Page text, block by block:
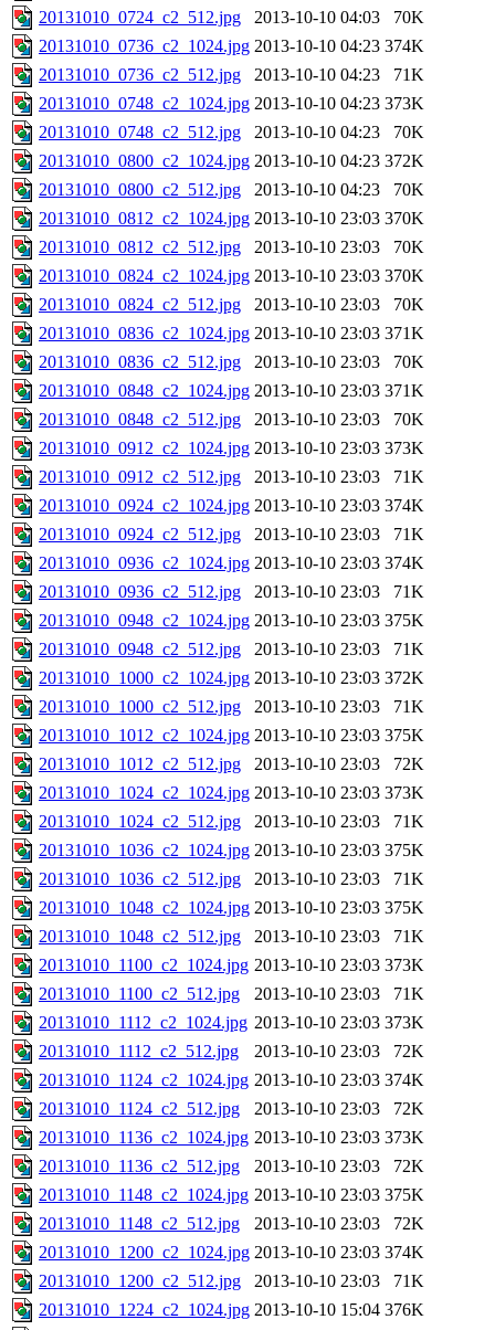
20131010_0724_c2_512.jpg
2013-10-10 04:03
70K
20131010_0736_c2_1024.jpg 2013-10-10 04:23 374K
20131010_0736_c2_512.jpg
2013-10-10 04:23
71K
20131010_0748_c2_1024.jpg 2013-10-10 04:23 373K
20131010_0748_c2_512.jpg
2013-10-10 04:23
70K
20131010_0800_c2_1024.jpg 2013-10-10 04:23 372K
20131010_0800_c2_512.jpg
2013-10-10 04:23
70K
20131010_0812_c2_1024.jpg 2013-10-10 23:03 370K
20131010_0812_c2_512.jpg
2013-10-10 23:03
70K
20131010_0824_c2_1024.jpg 2013-10-10 23:03 370K
20131010_0824_c2_512.jpg
2013-10-10 23:03
70K
20131010_0836_c2_1024.jpg 2013-10-10 23:03 371K
20131010_0836_c2_512.jpg
2013-10-10 23:03
70K
20131010_0848_c2_1024.jpg 2013-10-10 23:03 371K
20131010_0848_c2_512.jpg
2013-10-10 23:03
70K
20131010_0912_c2_1024.jpg 2013-10-10 23:03 373K
20131010_0912_c2_512.jpg
2013-10-10 23:03
71K
20131010_0924_c2_1024.jpg 2013-10-10 23:03 374K
20131010_0924_c2_512.jpg
2013-10-10 23:03
71K
20131010_0936_c2_1024.jpg 2013-10-10 23:03 374K
20131010_0936_c2_512.jpg
2013-10-10 23:03
71K
20131010_0948_c2_1024.jpg 2013-10-10 23:03 375K
20131010_0948_c2_512.jpg
2013-10-10 23:03
71K
20131010_1000_c2_1024.jpg 2013-10-10 23:03 372K
20131010_1000_c2_512.jpg
2013-10-10 23:03
71K
20131010_1012_c2_1024.jpg 2013-10-10 23:03 375K
20131010_1012_c2_512.jpg
2013-10-10 23:03
72K
20131010_1024_c2_1024.jpg 2013-10-10 23:03 373K
20131010_1024_c2_512.jpg
2013-10-10 23:03
71K
20131010_1036_c2_1024.jpg 2013-10-10 23:03 375K
20131010_1036_c2_512.jpg
2013-10-10 23:03
71K
20131010_1048_c2_1024.jpg 2013-10-10 23:03 375K
20131010_1048_c2_512.jpg
2013-10-10 23:03
71K
20131010_1100_c2_1024.jpg 2013-10-10 23:03 373K
20131010_1100_c2_512.jpg
2013-10-10 23:03
71K
20131010_1112_c2_1024.jpg 2013-10-10 23:03 373K
20131010_1112_c2_512.jpg
2013-10-10 23:03
72K
20131010_1124_c2_1024.jpg 2013-10-10 23:03 374K
20131010_1124_c2_512.jpg
2013-10-10 23:03
72K
20131010_1136_c2_1024.jpg 2013-10-10 23:03 373K
20131010_1136_c2_512.jpg
2013-10-10 23:03
72K
20131010_1148_c2_1024.jpg 2013-10-10 23:03 375K
20131010_1148_c2_512.jpg
2013-10-10 23:03
72K
20131010_1200_c2_1024.jpg 2013-10-10 23:03 374K
20131010_1200_c2_512.jpg
2013-10-10 23:03
71K
20131010_1224_c2_1024.jpg 2013-10-10 15:04 376K